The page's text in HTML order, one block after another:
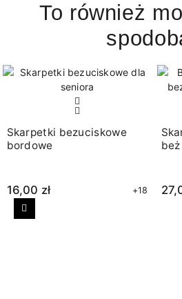
To również
Skarpetki bezuciskowe
bordowe
16,00 zł +18
beż
Poprzedni